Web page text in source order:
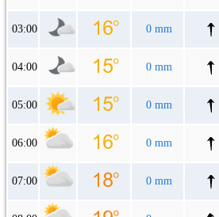
03:00 0 mm
04:00 0 mm
05:00 0 mm
06:00 0 mm
07:00 0 mm